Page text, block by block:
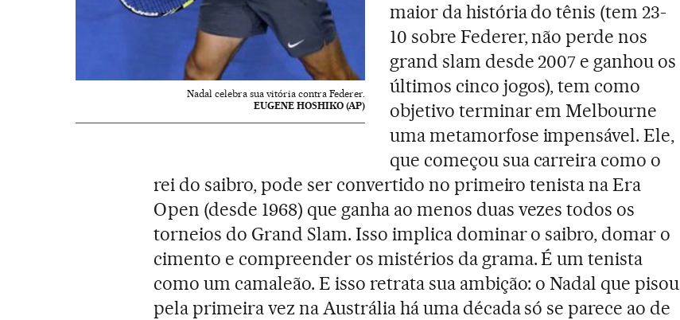
Nadal celebra sua vitória contra Federer.
EUGENE HOSHIKO (AP)
maior da história do tênis (tem 23-
10 sobre Federer, não perde nos
grand slam desde 2007 e ganhou os
últimos cinco jogos), tem como
objetivo terminar em Melbourne
uma metamorfose impensável. Ele,
que começou sua carreira como o
rei do saibro, pode ser convertido no primeiro tenista na Era
Open (desde 1968) que ganha ao menos duas vezes todos os
torneios do Grand Slam. Isso implica dominar o saibro, domar o
cimento e compreender os mistérios da grama. É um tenista
como um camaleão. E isso retrata sua ambição: o Nadal que pisou
pela primeira vez na Austrália há uma década só se parece ao de